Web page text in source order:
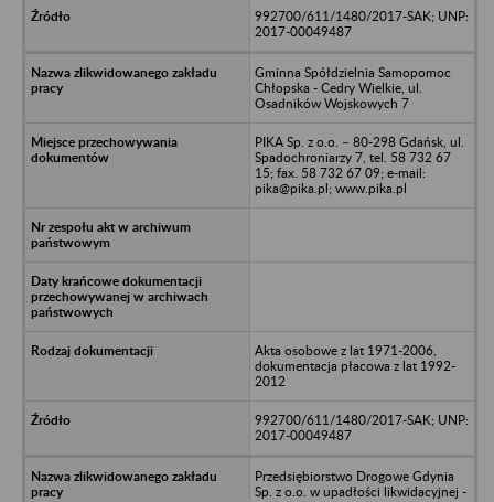
992700/611/1480/2017-SAK; UNP:
2017-00049487
Gminna Spółdzielnia Samopomoc
Chłopska - Cedry Wielkie, ul.
Osadników Wojskowych 7
PIKA Sp. z o.o. – 80-298 Gdańsk, ul.
Spadochroniarzy 7, tel. 58 732 67
15; fax. 58 732 67 09; e-mail:
pika@pika.pl; www.pika.pl
Akta osobowe z lat 1971-2006,
dokumentacja płacowa z lat 1992-
2012
992700/611/1480/2017-SAK; UNP:
2017-00049487
Przedsiębiorstwo Drogowe Gdynia
Sp. z o.o. w upadłości likwidacyjnej -